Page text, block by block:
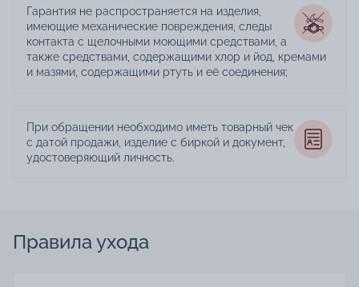
Гарантия не распространяется на изделия,
имеющие механические повреждения, следы
контакта с щелочными моющими средствами, а
также средствами, содержащими хлор и йод, кремами
и мазями, содержащими ртуть и её соединения;
При обращении необходимо иметь товарный чек
с датой продажи, изделие с биркой и документ,
удостоверяющий личность.
Правила ухода